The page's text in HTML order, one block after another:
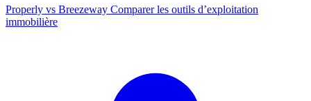
Properly vs Breezeway Comparer les outils d’exploitation
immobilière